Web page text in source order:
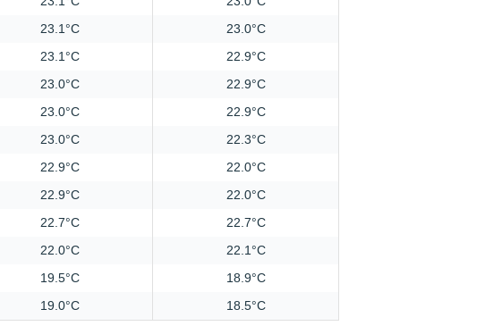
23.1°C
23.0°C
23.1°C
22.9°C
23.0°C
22.9°C
23.0°C
22.9°C
23.0°C
22.3°C
22.9°C
22.0°C
22.9°C
22.0°C
22.7°C
22.7°C
22.0°C
22.1°C
19.5°C
18.9°C
19.0°C 18.5°C